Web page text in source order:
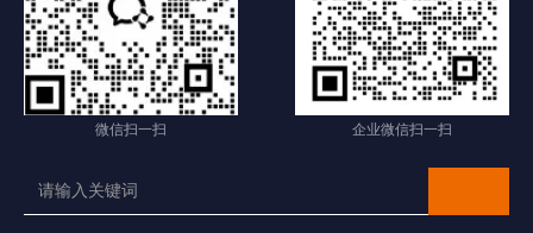
微信扫一扫 企业微信扫一扫